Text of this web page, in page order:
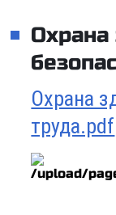
Охрана
Охрана
труда.pdf